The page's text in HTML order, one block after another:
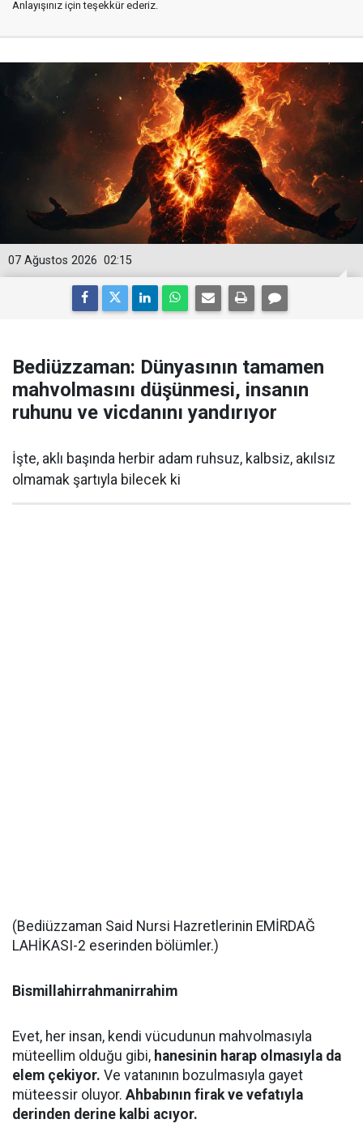
Anlayışınız için teşekkür ederiz.
02:15
07 Ağustos 2026
Bediüzzaman: Dünyasının tamamen
mahvolmasını düşünmesi, insanın
ruhunu ve vicdanını yandırıyor
İşte, aklı başında herbir adam ruhsuz, kalbsiz, akılsız
olmamak şartıyla bilecek ki
(Bediüzzaman Said Nursi Hazretlerinin EMİRDAĞ
LAHİKASI-2 eserinden bölümler.)
Bismillahirrahmanirrahim
Evet, her insan, kendi vücudunun mahvolmasıyla
müteellim olduğu gibi, hanesinin harap olmasıyla da
elem çekiyor. Ve vatanının bozulmasıyla gayet
müteessir oluyor. Ahbabının firak ve vefatıyla
derinden derine kalbi acıyor.